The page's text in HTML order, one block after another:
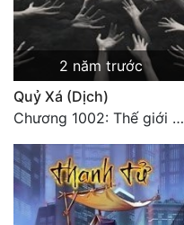
2 năm trước
Quỷ Xá (Dịch)
Chương 1002: Thế giới mới (Kết thúc)